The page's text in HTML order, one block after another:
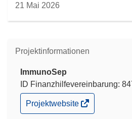
21 Mai 2026
Projektinformationen
ImmunoSep
ID Finanzhilfevereinbarung:
(öffnet
in
Projektwebsite